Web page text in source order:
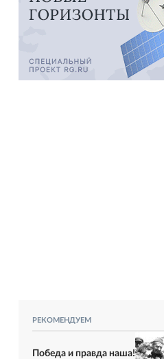
РЕКОМЕНДУЕМ
Победа и правда наша!